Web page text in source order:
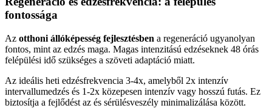
fontossága
Az otthoni állóképesség fejlesztésben a regeneráció ugyanolyan
fontos, mint az edzés maga. Magas intenzitású edzéseknek 48 órás
felépülési idő szükséges a szöveti adaptáció miatt.
Az ideális heti edzésfrekvencia 3-4x, amelyből 2x intenzív
intervallumedzés és 1-2x közepesen intenzív vagy hosszú futás. Ez
biztosítja a fejlődést az és sérülésveszély minimalizálása között.